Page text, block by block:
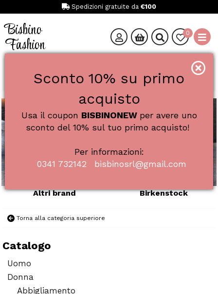
Spedizioni gratuite da €100
Sconto 10% su primo
acquisto
Usa il coupon BISBINONEW per avere uno
sconto del 10% sul tuo primo acquisto!
Per informazioni:
0341 732142
bisbinosrl@gmail.com
0
Bisbino
Fashion
Ciabatte
Altri brand Birkenstock
Torna alla categoria superiore
Catalogo
Uomo
Donna
Abbigliamento